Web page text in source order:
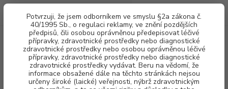
Potvrzuji, že jsem odborníkem ve smyslu §2a zákona č.
40/1995 Sb., o regulaci reklamy, ve znění pozdějších
předpisů, čili osobou oprávněnou předepisovat léčivé
přípravky, zdravotnické prostředky nebo diagnostické
zdravotnické prostředky nebo osobou oprávněnou léčivé
přípravky, zdravotnické prostředky nebo diagnostické
zdravotnické prostředky vydávat. Beru na vědomí, že
informace obsažené dále na těchto stránkách nejsou
určeny široké (laické) veřejnosti, nýbrž zdravotnickým
Menu
CZK
Hledat
(Po-Pá, 8-16 hod.)
za0,00 Kč